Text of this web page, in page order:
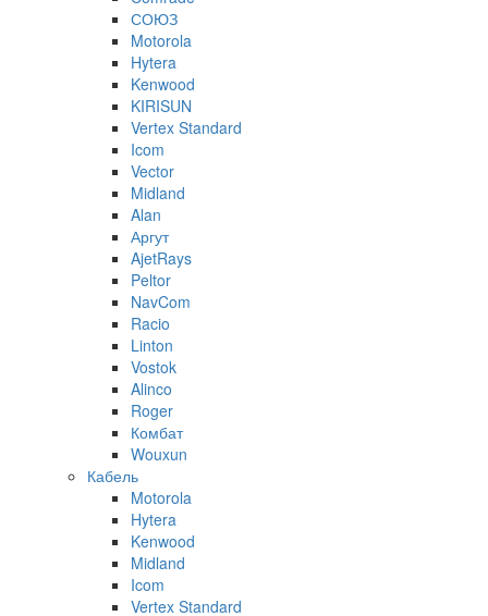
СОЮЗ
Motorola
Hytera
Kenwood
KIRISUN
Vertex Standard
Icom
Vector
Midland
Alan
Аргут
AjetRays
Peltor
NavCom
Racio
Linton
Vostok
Alinco
Roger
Комбат
Wouxun
Кабель
Motorola
Hytera
Kenwood
Midland
Icom
Vertex Standard